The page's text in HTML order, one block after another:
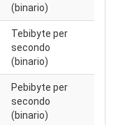
(binario)
Tebibyte per
secondo
(binario)
Pebibyte per
secondo
(binario)